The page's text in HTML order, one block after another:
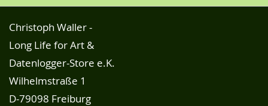
Christoph Waller -
Long Life for Art &
Datenlogger-Store e.K.
Wilhelmstraße 1
D-79098 Freiburg